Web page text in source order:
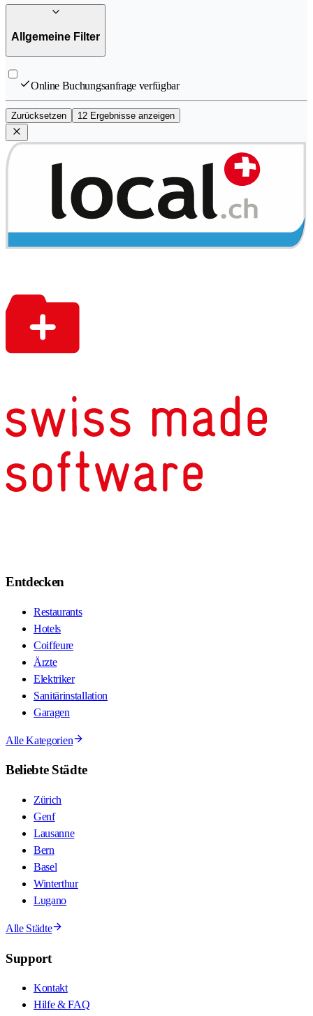
Allgemeine Filter
Online Buchungsanfrage verfügbar
Zurücksetzen 12 Ergebnisse anzeigen
Entdecken
Restaurants
Hotels
Coiffeure
Ärzte
Elektriker
Sanitärinstallation
Garagen
Alle Kategorien
Beliebte Städte
Zürich
Genf
Lausanne
Bern
Basel
Winterthur
Lugano
Alle Städte
Support
Kontakt
Hilfe & FAQ